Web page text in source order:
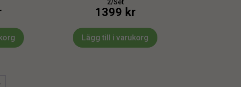
2/Set
1399 kr
Lägg till i varukorg